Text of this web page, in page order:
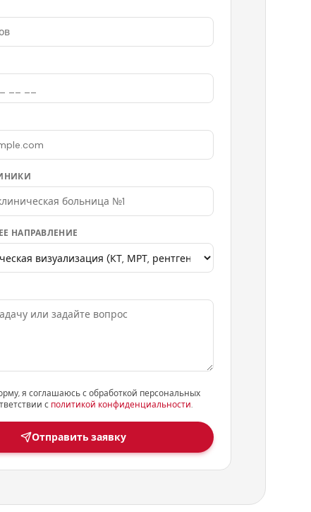
НАПРАВЛЕНИЕ
я соглашаюсь с обработкой персональных
с политикой конфиденциальности.
Отправить заявку